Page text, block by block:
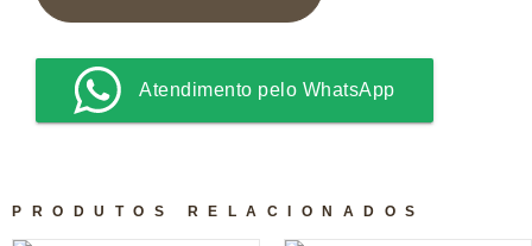
Atendimento pelo WhatsApp
PRODUTOS RELACIONADOS